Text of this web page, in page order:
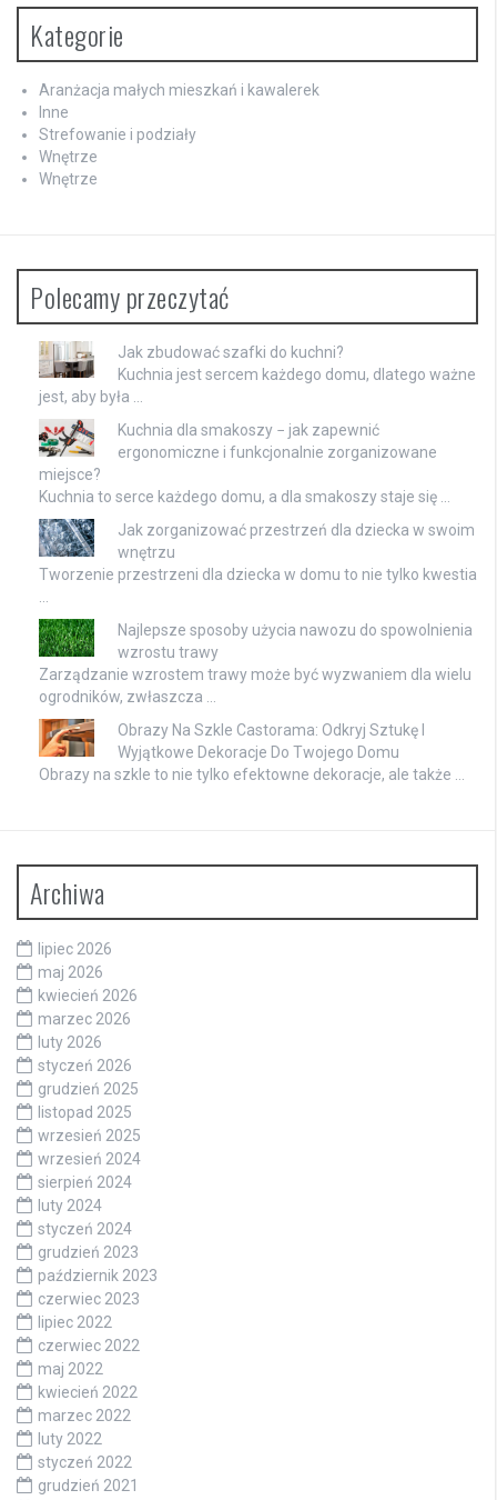
Kategorie
Aranżacja małych mieszkań i kawalerek
Inne
Strefowanie i podziały
Wnętrze
Wnętrze
Polecamy przeczytać
Jak zbudować szafki do kuchni?
Kuchnia jest sercem każdego domu, dlatego ważne
jest, aby była …
Kuchnia dla smakoszy − jak zapewnić
ergonomiczne i funkcjonalnie zorganizowane
miejsce?
Kuchnia to serce każdego domu, a dla smakoszy staje się …
Jak zorganizować przestrzeń dla dziecka w swoim
wnętrzu
Tworzenie przestrzeni dla dziecka w domu to nie tylko kwestia
…
Najlepsze sposoby użycia nawozu do spowolnienia
wzrostu trawy
Zarządzanie wzrostem trawy może być wyzwaniem dla wielu
ogrodników, zwłaszcza …
Obrazy Na Szkle Castorama: Odkryj Sztukę I
Wyjątkowe Dekoracje Do Twojego Domu
Obrazy na szkle to nie tylko efektowne dekoracje, ale także …
Archiwa
lipiec 2026
maj 2026
kwiecień 2026
marzec 2026
luty 2026
styczeń 2026
grudzień 2025
listopad 2025
wrzesień 2025
wrzesień 2024
sierpień 2024
luty 2024
styczeń 2024
grudzień 2023
październik 2023
czerwiec 2023
lipiec 2022
czerwiec 2022
maj 2022
kwiecień 2022
marzec 2022
luty 2022
styczeń 2022
grudzień 2021